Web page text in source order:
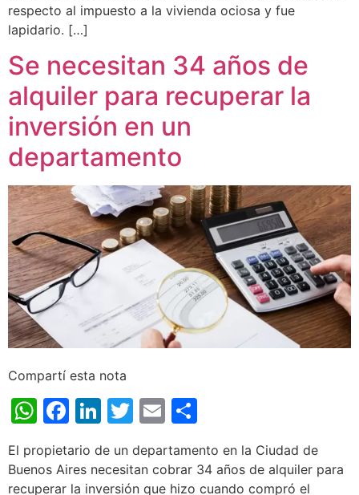
respecto al impuesto a la vivienda ociosa y fue
lapidario. […]
Se necesitan 34 años de
alquiler para recuperar la
inversión en un
departamento
Compartí esta nota
WhatsApp
Facebook
LinkedIn
Twitter
Email
El propietario de un departamento en la Ciudad de
Buenos Aires necesitan cobrar 34 años de alquiler para
recuperar la inversión que hizo cuando compró el